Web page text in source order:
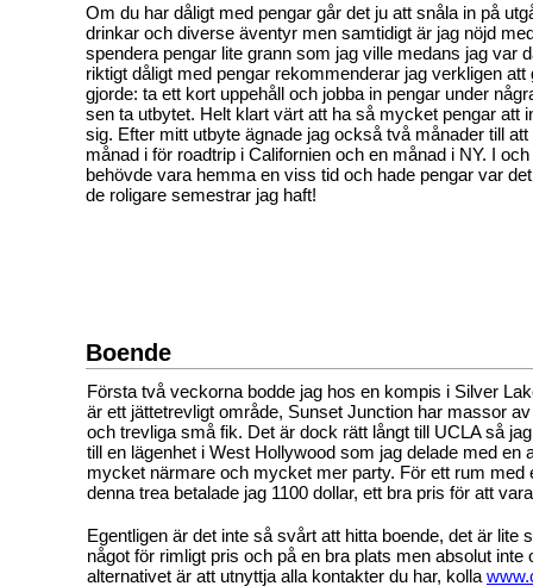
Om du har dåligt med pengar går det ju att snåla in på
drinkar och diverse äventyr men samtidigt är jag nöjd
spendera pengar lite grann som jag ville medans jag var
riktigt dåligt med pengar rekommenderar jag verkligen att
gjorde: ta ett kort uppehåll och jobba in pengar under
sen ta utbytet. Helt klart värt att ha så mycket pengar att
sig. Efter mitt utbyte ägnade jag också två månader till
månad i för roadtrip i Californien och en månad i NY. I
behövde vara hemma en viss tid och hade pengar var
de roligare semestrar jag haft!
Boende
Första två veckorna bodde jag hos en kompis i Silver
är ett jättetrevligt område, Sunset Junction har massor
och trevliga små fik. Det är dock rätt långt till UCLA så
till en lägenhet i West Hollywood som jag delade med en
mycket närmare och mycket mer party. För ett rum med
denna trea betalade jag 1100 dollar, ett bra pris för att
Egentligen är det inte så svårt att hitta boende, det är lite
något för rimligt pris och på en bra plats men absolut inte
alternativet är att utnyttja alla kontakter du har, kolla